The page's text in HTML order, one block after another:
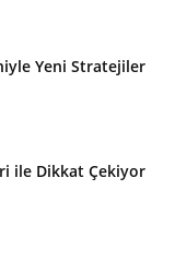
Yeni Stratejiler
ile Dikkat Çekiyor